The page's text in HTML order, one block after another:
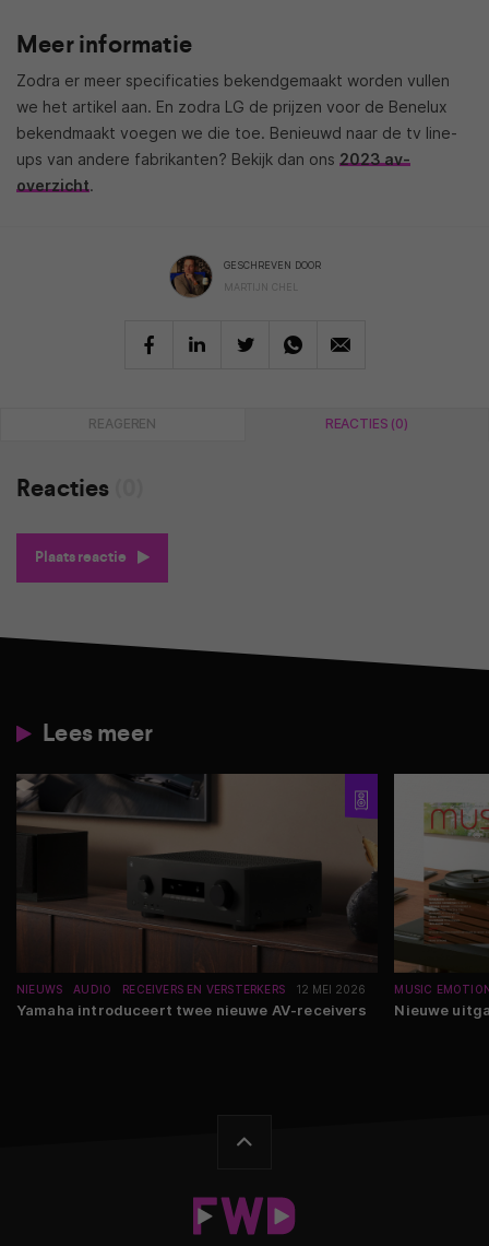
Meer informatie
Zodra er meer specificaties bekendgemaakt worden vullen
we het artikel aan. En zodra LG de prijzen voor de Benelux
bekendmaakt voegen we die toe. Benieuwd naar de tv line-
ups van andere fabrikanten? Bekijk dan ons 2023 av-
overzicht.
GESCHREVEN DOOR
MARTIJN CHEL
REAGEREN REACTIES (0)
Reacties
Plaats reactie
Lees meer
NIEUWS AUDIO RECEIVERS EN VERSTERKERS 12 MEI 2026
Yamaha introduceert twee nieuwe AV-receivers
MUSIC
Nieuwe